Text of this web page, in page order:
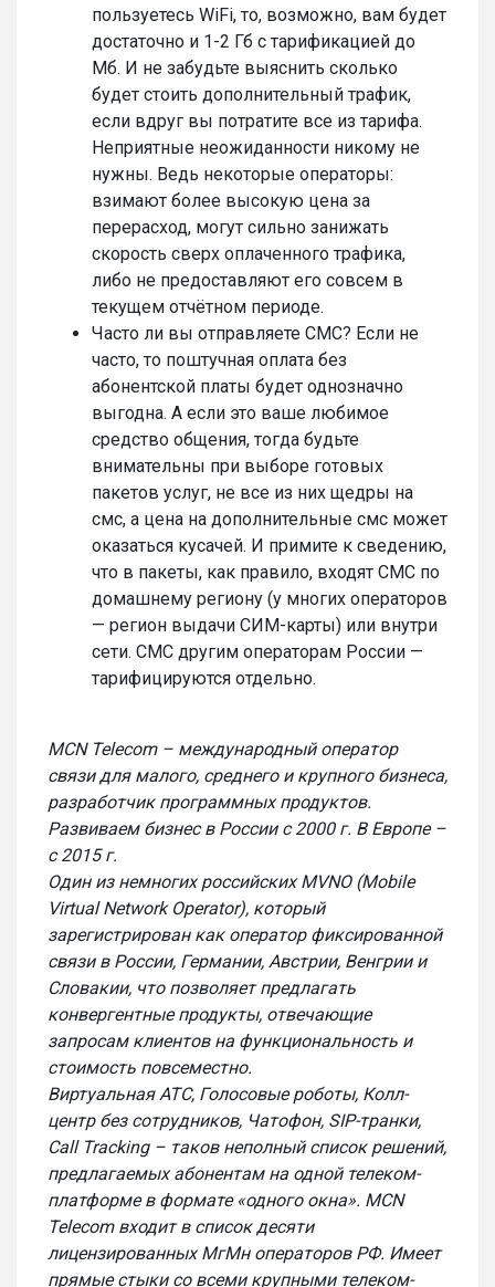
пользуетесь WiFi, то, возможно, вам будет
достаточно и 1-2 Гб с тарификацией до
Мб. И не забудьте выяснить сколько
будет стоить дополнительный трафик,
если вдруг вы потратите все из тарифа.
Неприятные неожиданности никому не
нужны. Ведь некоторые операторы:
взимают более высокую цена за
перерасход, могут сильно занижать
скорость сверх оплаченного трафика,
либо не предоставляют его совсем в
текущем отчётном периоде.
Часто ли вы отправляете СМС? Если не
часто, то поштучная оплата без
абонентской платы будет однозначно
выгодна. А если это ваше любимое
средство общения, тогда будьте
внимательны при выборе готовых
пакетов услуг, не все из них щедры на
смс, а цена на дополнительные смс может
оказаться кусачей. И примите к сведению,
что в пакеты, как правило, входят СМС по
домашнему региону (у многих операторов
— регион выдачи СИМ-карты) или внутри
сети. СМС другим операторам России —
тарифицируются отдельно.
MCN Telecom – международный оператор
связи для малого, среднего и крупного бизнеса,
разработчик программных продуктов.
Развиваем бизнес в России с 2000 г. В Европе –
с 2015 г.
Один из немногих российских MVNO (Mobile
Virtual Network Operator), который
зарегистрирован как оператор фиксированной
связи в России, Германии, Австрии, Венгрии и
Словакии, что позволяет предлагать
конвергентные продукты, отвечающие
запросам клиентов на функциональность и
стоимость повсеместно.
Виртуальная АТС, Голосовые роботы, Колл-
центр без сотрудников, Чатофон, SIP-транки,
Call Tracking – таков неполный список решений,
предлагаемых абонентам на одной телеком-
платформе в формате «одного окна». MCN
Telecom входит в список десяти
лицензированных МгМн операторов РФ. Имеет
прямые стыки со всеми крупными телеком-